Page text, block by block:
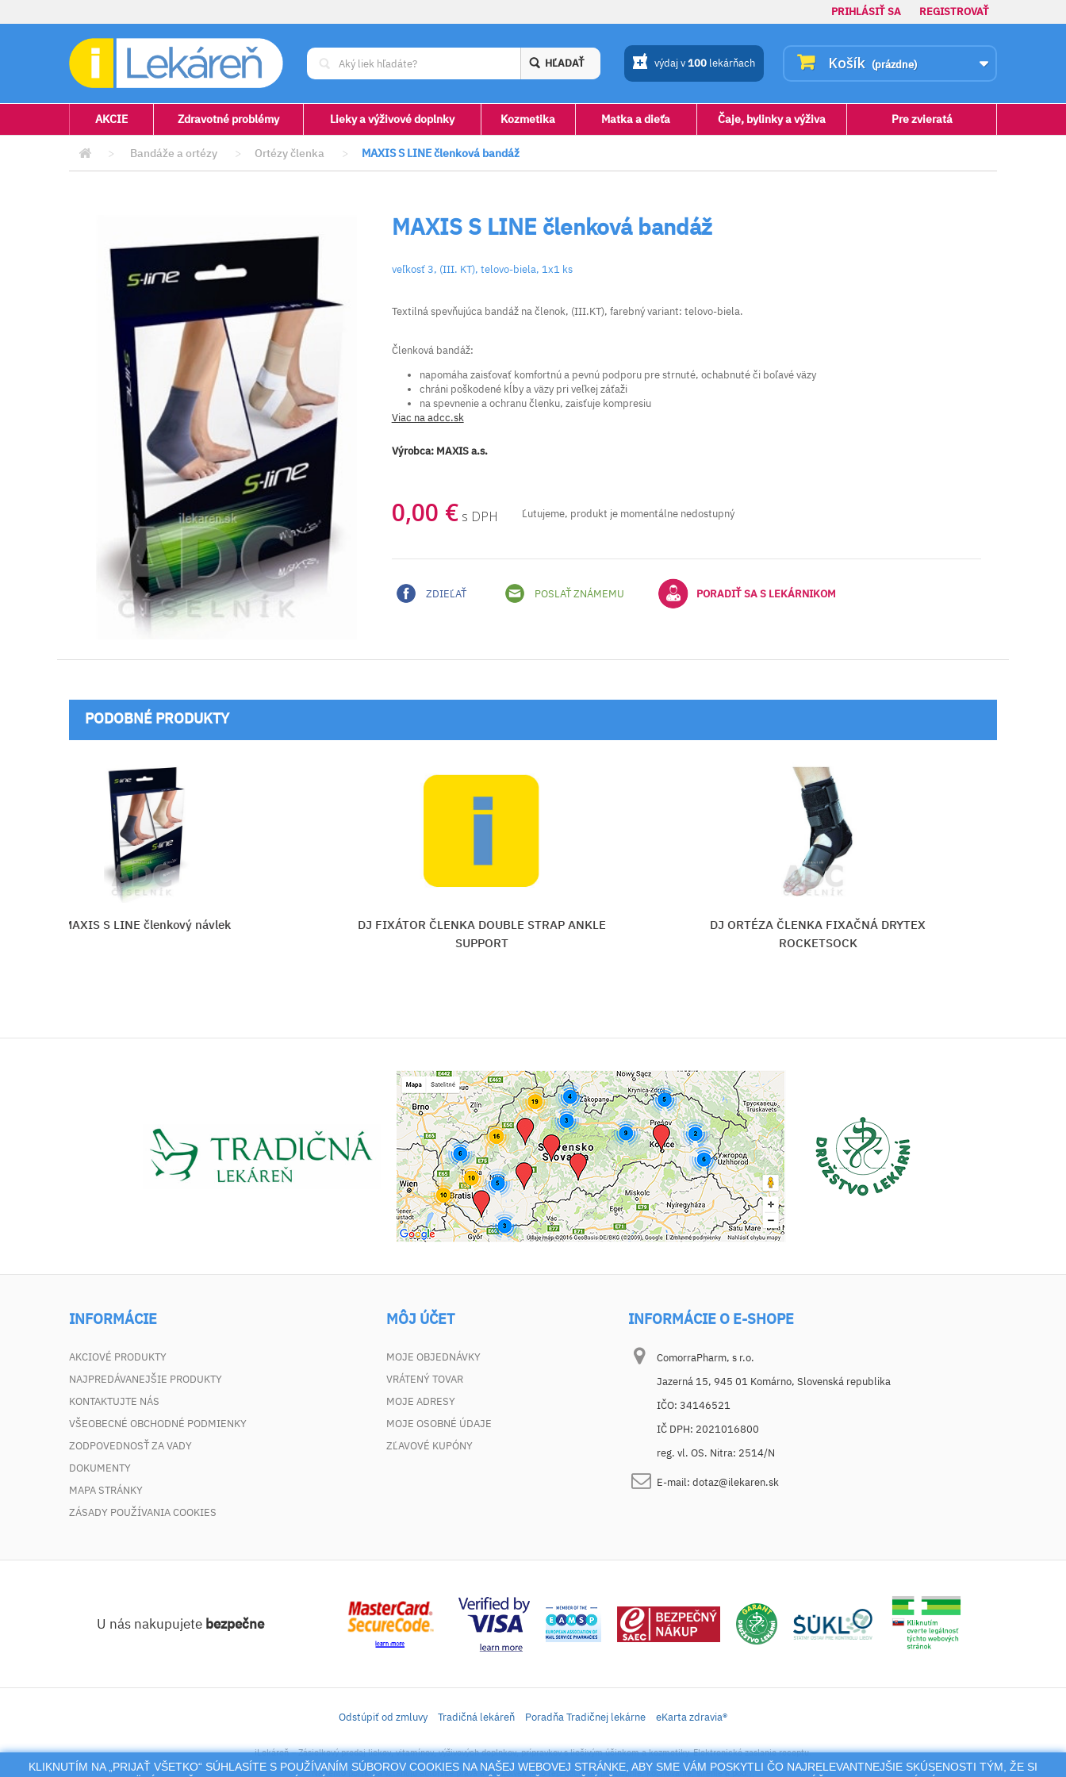
PRIHLÁSIŤ SA REGISTROVAŤ
Košík (prázdne)
HĽADAŤ výdaj v100 lekárňach
AKCIE Zdravotné problémy Lieky a výživové doplnky Kozmetika Matka a dieťa Čaje, bylinky a výživa Pre zvieratá
> Bandáže a ortézy > Ortézy členka > MAXIS S LINE členková bandáž
MAXIS S LINE členková bandáž
veľkosť 3, (III. KT), telovo-biela, 1x1 ks
Textilná spevňujúca bandáž na členok, (III.KT), farebný variant: telovo-biela.
Členková bandáž:
napomáha zaisťovať komfortnú a pevnú podporu pre strnuté, ochabnuté či boľavé väzy
chráni poškodené kĺby a väzy pri veľkej záťaži
na spevnenie a ochranu členku, zaisťuje kompresiu
Viac na adcc.sk
Výrobca: MAXIS a.s.
0,00 € s DPH Ľutujeme, produkt je momentálne nedostupný
ZDIEĽAŤ POSLAŤ ZNÁMEMU PORADIŤ SA S LEKÁRNIKOM
PODOBNÉ PRODUKTY
DJ FIXÁTOR ČLENKA DOUBLE STRAP ANKLE
DJ ORTÉZA ČLENKA FIXAČNÁ DRYTEX
DJ ORTÉZA ČLENKA FIXAČNÁ
INFORMÁCIE
AKCIOVÉ PRODUKTY
NAJPREDÁVANEJŠIE PRODUKTY
KONTAKTUJTE NÁS
VŠEOBECNÉ OBCHODNÉ PODMIENKY
ZODPOVEDNOSŤ ZA VADY
DOKUMENTY
MAPA STRÁNKY
ZÁSADY POUŽÍVANIA COOKIES
MÔJ ÚČET
MOJE OBJEDNÁVKY
VRÁTENÝ TOVAR
MOJE ADRESY
MOJE OSOBNÉ ÚDAJE
ZĽAVOVÉ KUPÓNY
INFORMÁCIE O E-SHOPE
ComorraPharm, s r.o.
Jazerná 15, 945 01 Komárno, Slovenská republika
IČO: 34146521
IČ DPH: 2021016800
reg. vl. OS. Nitra: 2514/N
E-mail: dotaz@ilekaren.sk
KLIKNUTÍM NA „PRIJAŤ VŠETKO“ SÚHLASÍTE S POUŽÍVANÍM SÚBOROV COOKIES NA NAŠEJ WEBOVEJ STRÁNKE, ABY SME VÁM POSKYTLI ČO NAJRELEVANTNEJŠIE SKÚSENOSTI TÝM, ŽE SI
U nás nakupujete bezpečne
Odstúpiť od zmluvy Tradičná lekáreň Poradňa Tradičnej lekárne eKarta zdravia®
iLekáreň – Zásielkový predaj liekov, vitamínov, výživových doplnkov, prípravkov s liečivým účinkom a kozmetiky. Elektronické zaslanie receptu.
Na tento portál sa vzťahujú autorské práva a akákoľvek jeho reprodukcia (používanie, kopírovanie, šírenie a pod.),